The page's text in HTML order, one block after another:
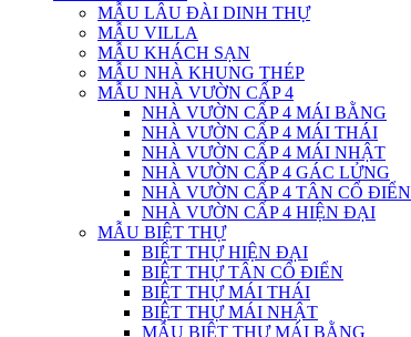
MẪU LÂU ĐÀI DINH THỰ
MẪU VILLA
MẪU KHÁCH SẠN
MẪU NHÀ KHUNG THÉP
MẪU NHÀ VƯỜN CẤP 4
NHÀ VƯỜN CẤP 4 MÁI BẰNG
NHÀ VƯỜN CẤP 4 MÁI THÁI
NHÀ VƯỜN CẤP 4 MÁI NHẬT
NHÀ VƯỜN CẤP 4 GÁC LỬNG
NHÀ VƯỜN CẤP 4 TÂN CỔ ĐIỂN
NHÀ VƯỜN CẤP 4 HIỆN ĐẠI
MẪU BIỆT THỰ
BIỆT THỰ HIỆN ĐẠI
BIỆT THỰ TÂN CỔ ĐIỂN
BIỆT THỰ MÁI THÁI
BIỆT THỰ MÁI NHẬT
MẪU BIỆT THỰ MÁI BẰNG